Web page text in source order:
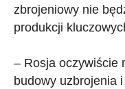
zbrojeniowy nie
produkcji
– Rosja oczywiście
budowy uzbrojenia